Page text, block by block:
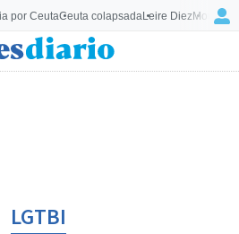
por CeutaCeuta colapsadaLeire Diez
LGTBI